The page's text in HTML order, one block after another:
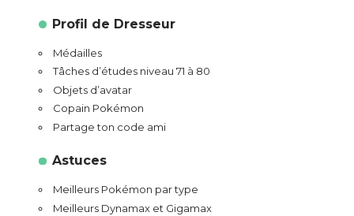
Profil de Dresseur
Médailles
Tâches d’études niveau 71 à 80
Objets d’avatar
Copain Pokémon
Partage ton code ami
Astuces
Meilleurs Pokémon par type
Meilleurs Dynamax et Gigamax